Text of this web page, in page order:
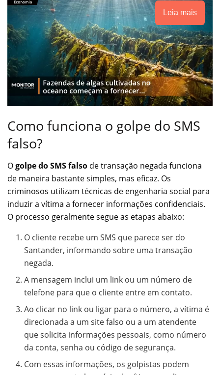
Leia mais
Como funciona o golpe do SMS
falso?
Ogolpe do SMS falso de transação negada funciona
de maneira bastante simples, mas eficaz. Os
criminosos utilizam técnicas de engenharia social para
induzir a vítima a fornecer informações confidenciais.
O processo geralmente segue as etapas abaixo:
O cliente recebe um SMS que parece ser do
Santander, informando sobre uma transação
negada.
A mensagem inclui um link ou um número de
telefone para que o cliente entre em contato.
Ao clicar no link ou ligar para o número, a vítima é
direcionada a um site falso ou a um atendente
que solicita informações pessoais, como número
da conta, senha ou código de segurança.
Com essas informações, os golpistas podem